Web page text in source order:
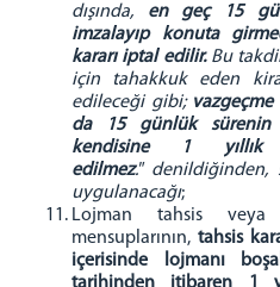
dışında, en geç 15
imzalayıp konuta
kararı iptal edilir.Bu
için tahakkuk eden
edileceği gibi; vazgeçme
da 15 günlük sürenin
kendisine 1
edilmez." denildiğinden,
uygulanacağı;
Lojman tahsis veya
mensuplarının, tahsis
içerisinde lojmanı